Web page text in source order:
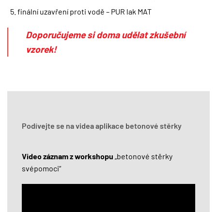
finální uzavření proti vodě – PUR lak MAT
Doporučujeme si doma udělat zkušební
vzorek!
Podívejte se na videa aplikace betonové stěrky
Video záznam z workshopu „betonové stěrky
svépomoci“